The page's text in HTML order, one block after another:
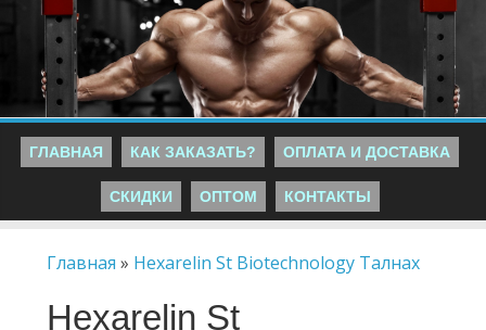
ГЛАВНАЯ КАК ЗАКАЗАТЬ? ОПЛАТА И ДОСТАВКА
СКИДКИ ОПТОМ КОНТАКТЫ
Главная » Hexarelin St Biotechnology Талнах
Hexarelin St